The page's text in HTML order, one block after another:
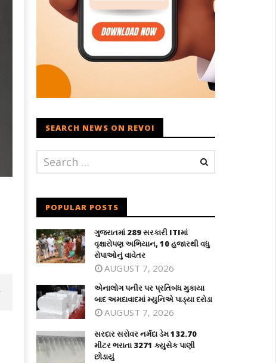
SEARCH NEWS ON REVOI
POPULAR POSTS
ગુજરાતમાં 289 સરકારી ITIમાં
વૃક્ષારોપણ અભિયાન, 10 હજારથી વધુ
રોપાઓનું વાવેતર
AUGUST 7, 2026
એનાલોગ પનીર પર પ્રતિબંધ મુકાયા
બાદ અમદાવાદમાં મ્યુનિએ પાડ્યા દરોડા
AUGUST 7, 2026
સરદાર સરોવર નર્મદા ડેમ 132.70
મીટર ભરાતા 3271 ક્યુસેક પાણી
છોડાયું